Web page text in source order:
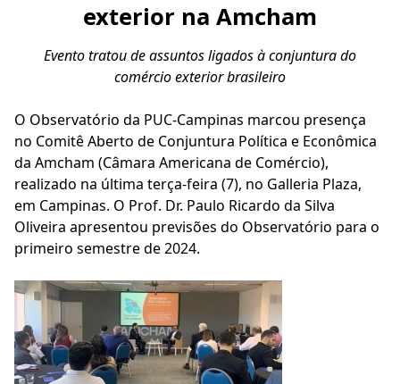
exterior na Amcham
Evento tratou de assuntos ligados à conjuntura do
comércio exterior brasileiro
O Observatório da PUC-Campinas marcou presença
no Comitê Aberto de Conjuntura Política e Econômica
da Amcham (Câmara Americana de Comércio),
realizado na última terça-feira (7), no Galleria Plaza,
em Campinas. O Prof. Dr. Paulo Ricardo da Silva
Oliveira apresentou previsões do Observatório para o
primeiro semestre de 2024.